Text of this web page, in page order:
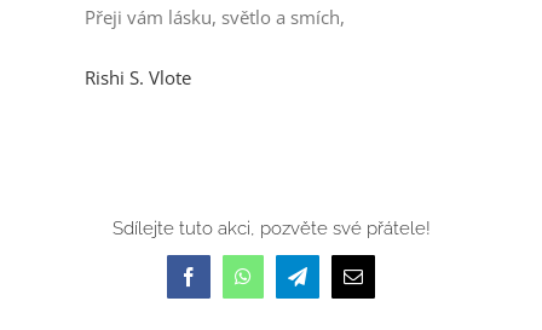
Přeji vám lásku, světlo a smích,
Rishi S. Vlote
Sdílejte tuto akci, pozvěte své přátele!
FacebookWhatsAppTelegram
E-
mail